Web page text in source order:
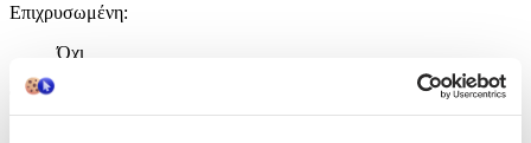
Επιχρυσωμένη:
Όχι
Φύλο: